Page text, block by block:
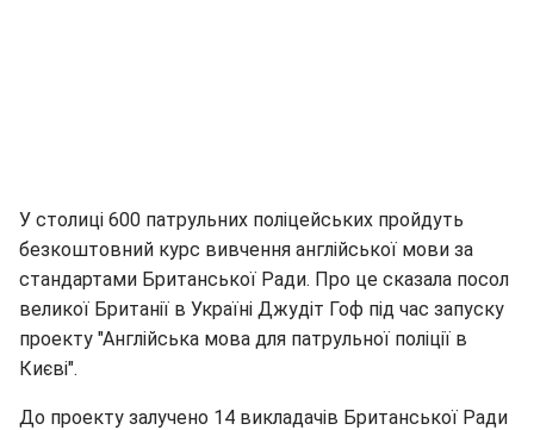
У столиці 600 патрульних поліцейських пройдуть
безкоштовний курс вивчення англійської мови за
стандартами Британської Ради. Про це сказала посол
великої Британії в Україні Джудіт Гоф під час запуску
проекту "Англійська мова для патрульної поліції в
Києві".
До проекту залучено 14 викладачів Британської Ради